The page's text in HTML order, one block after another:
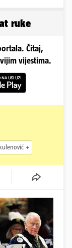
ruke
Čitaj,
vijestima.